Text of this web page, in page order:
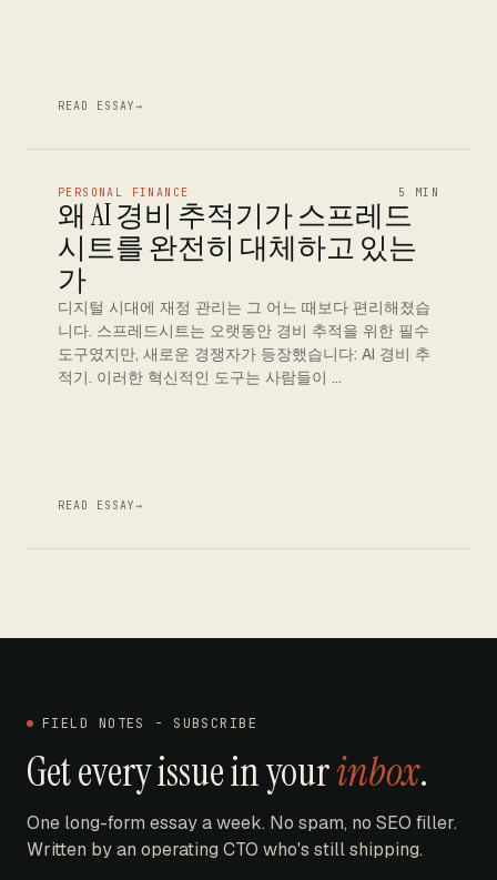
READ ESSAY→
PERSONAL FINANCE 5 MIN
왜 AI 경비 추적기가 스프레드
시트를 완전히 대체하고 있는
가
디지털 시대에 재정 관리는 그 어느 때보다 편리해졌습
니다. 스프레드시트는 오랫동안 경비 추적을 위한 필수
도구였지만, 새로운 경쟁자가 등장했습니다: AI 경비 추
적기. 이러한 혁신적인 도구는 사람들이 …
READ ESSAY→
FIELD NOTES - SUBSCRIBE
Get every issue in yourinbox.
One long-form essay a week. No spam, no SEO filler.
Written by an operating CTO who's still shipping.